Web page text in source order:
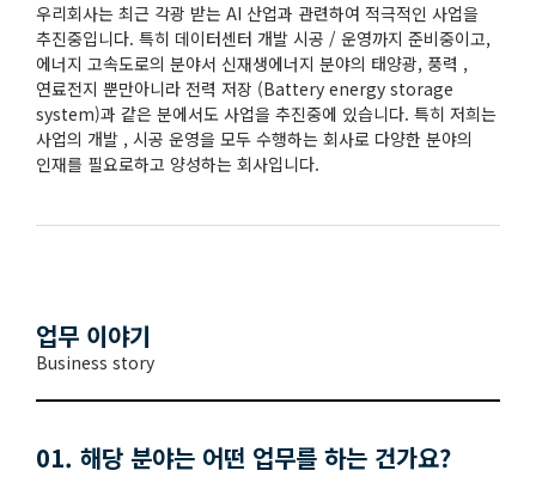
우리회사는 최근 각광 받는 AI 산업과 관련하여 적극적인 사업을
추진중입니다. 특히 데이터센터 개발 시공 / 운영까지 준비중이고,
에너지 고속도로의 분야서 신재생에너지 분야의 태양광, 풍력 ,
연료전지 뿐만아니라 전력 저장 (Battery energy storage
system)과 같은 분에서도 사업을 추진중에 있습니다. 특히 저희는
사업의 개발 , 시공 운영을 모두 수행하는 회사로 다양한 분야의
인재를 필요로하고 양성하는 회사입니다.
업무 이야기
Business story
01. 해당 분야는 어떤 업무를 하는 건가요?